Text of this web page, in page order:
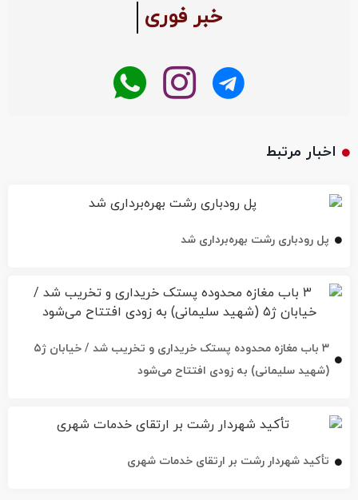
خبر فوری
اخبار مرتبط
پل رودباری رشت بهره‌برداری شد
۳ باب مغازه محدوده پستک خریداری و تخریب شد / خیابان ژ۵
(شهید سلیمانی) به زودی افتتاح می‌شود
تأکید شهردار رشت بر ارتقای خدمات شهری